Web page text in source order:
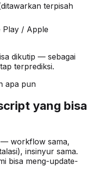
terpisah
Play / Apple
dikutip — sebagai
terprediksi.
apa pun
yang bisa
— workflow sama,
insinyur sama.
bisa meng-update-